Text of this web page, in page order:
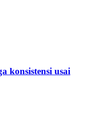
konsistensi usai